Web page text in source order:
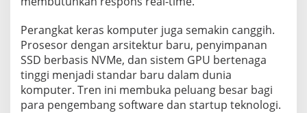
Perangkat keras komputer juga semakin canggih.
Prosesor dengan arsitektur baru, penyimpanan
SSD berbasis NVMe, dan sistem GPU bertenaga
tinggi menjadi standar baru dalam dunia
komputer. Tren ini membuka peluang besar bagi
para pengembang software dan startup teknologi.